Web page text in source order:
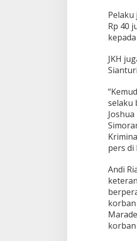
Pelaku
Rp 40
JKH
selaku
pers di
Andi
korban